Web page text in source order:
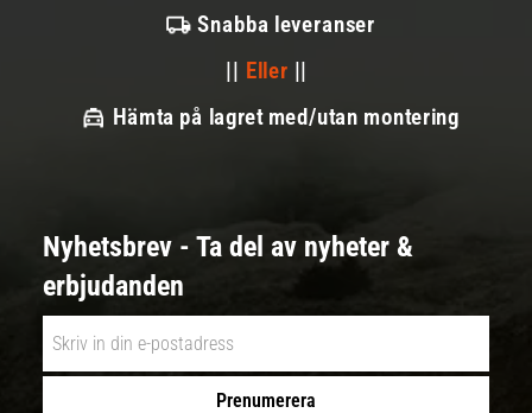
Snabba leveranser
|| Eller ||
Hämta på lagret med/utan montering
Nyhetsbrev - Ta del av nyheter &
erbjudanden
Prenumerera